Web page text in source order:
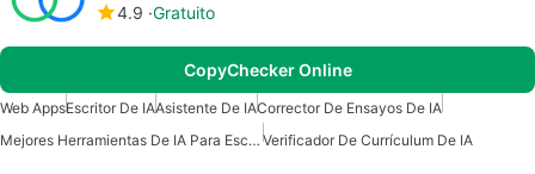
4.9 Gratuito
CopyChecker Online
Web AppsEscritor De IAAsistente De IACorrector De Ensayos De IA
Mejores Herramientas De IA Para Escritores Verificador De Currículum De IA